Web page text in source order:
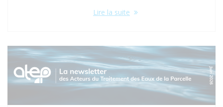
Lire la suite